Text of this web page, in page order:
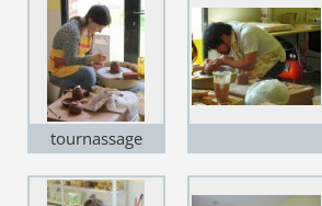
tournassage